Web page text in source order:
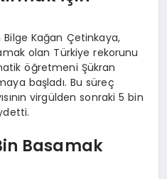
Kağan Çetinkaya,
olan Türkiye rekorunu
öğretmeni Şükran
başladı. Bu süreç
virgülden sonraki 5 bin
Basamak